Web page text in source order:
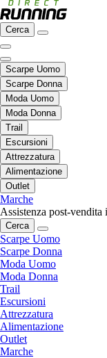
Cerca
Scarpe Uomo
Scarpe Donna
Moda Uomo
Moda Donna
Trail
Escursioni
Attrezzatura
Alimentazione
Outlet
Marche
Assistenza post-vendita
Cerca
Scarpe Uomo
Scarpe Donna
Moda Uomo
Moda Donna
Trail
Escursioni
Attrezzatura
Alimentazione
Outlet
Marche